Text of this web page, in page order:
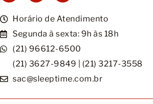
Horário de Atendimento
Segunda à sexta: 9h às 18h
(21) 96612-6500
(21) 3627-9849 | (21) 3217-3558
sac@sleeptime.com.br